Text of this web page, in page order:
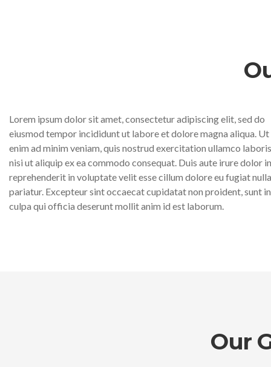
Lorem ipsum dolor sit amet, consectetur adipiscing elit, sed do
eiusmod tempor incididunt ut labore et dolore magna aliqua. Ut
enim ad minim veniam, quis nostrud exercitation ullamco laboris
nisi ut aliquip ex ea commodo consequat. Duis aute irure dolor in
reprehenderit in voluptate velit esse cillum dolore eu fugiat nulla
pariatur. Excepteur sint occaecat cupidatat non proident, sunt in
culpa qui officia deserunt mollit anim id est laborum.
Our